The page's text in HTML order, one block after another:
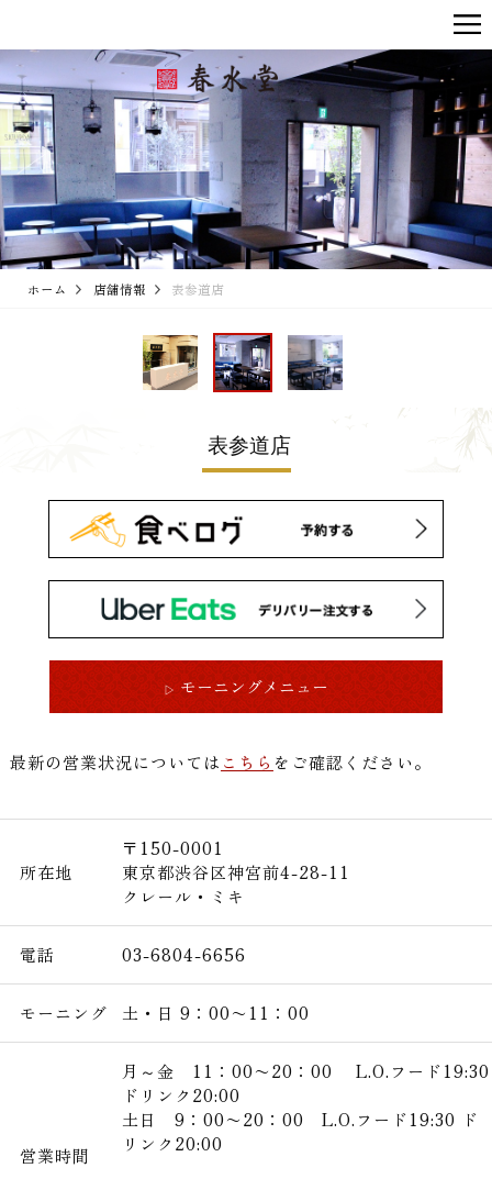
ホーム 店舗情報 表参道店
表参道店
▷ モーニングメニュー
最新の営業状況については こちら をご確認ください。
所在地
〒150-0001
東京都渋谷区神宮前4-28-11
クレール・ミキ
電話 03-6804-6656
モーニング 土・日 9：00〜11：00
営業時間
月～金 11：00〜20：00 L.O.フード19:30
ドリンク20:00
土日 9：00〜20：00 L.O.フード19:30 ド
リンク20:00